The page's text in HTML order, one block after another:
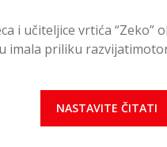
i učiteljice vrtića
imala priliku
NASTAVITE ČITATI